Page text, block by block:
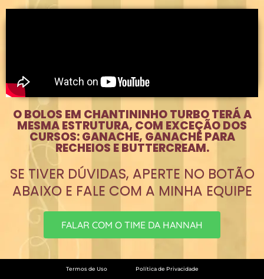
O BOLOS EM CHANTININHO TURBO TERÁ A
MESMA ESTRUTURA, COM EXCEÇÃO DOS
CURSOS: GANACHE, GANACHE PARA
RECHEIOS E BUTTERCREAM.
SE TIVER DÚVIDAS, APERTE NO BOTÃO
ABAIXO E FALE COM A MINHA EQUIPE
FALAR COM O TIME DA HANNAH
Termos de Uso Política de Privacidade